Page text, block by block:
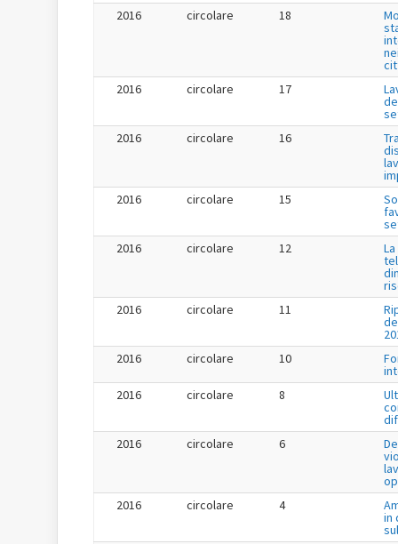
2016
circolare 18
2016
circolare 17
2016
circolare 16
2016
circolare 15
2016
circolare 12
2016
circolare 11
2016
circolare 10
2016
circolare 8
2016
circolare 6
2016
circolare 4
in